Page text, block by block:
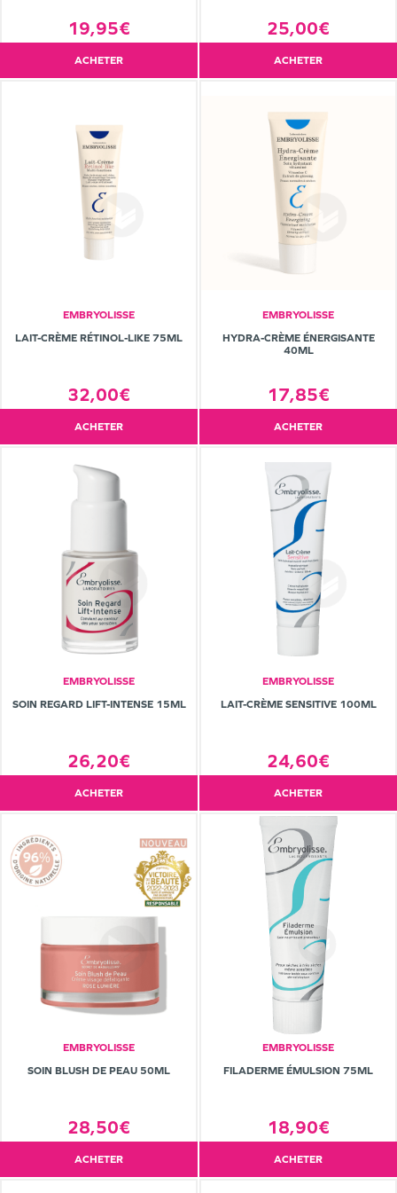
19,95€
ACHETER
25,00€
ACHETER
EMBRYOLISSE
LAIT-CRÈME RÉTINOL-LIKE 75ML
32,00€
ACHETER
EMBRYOLISSE
HYDRA-CRÈME ÉNERGISANTE
40ML
17,85€
ACHETER
EMBRYOLISSE
SOIN REGARD LIFT-INTENSE 15ML
26,20€
ACHETER
EMBRYOLISSE
LAIT-CRÈME SENSITIVE 100ML
24,60€
ACHETER
EMBRYOLISSE
SOIN BLUSH DE PEAU 50ML
28,50€
ACHETER
EMBRYOLISSE
FILADERME ÉMULSION 75ML
18,90€
ACHETER